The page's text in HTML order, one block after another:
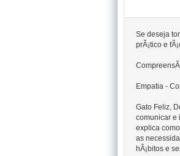
Se deseja
prÃ¡tico e
Empatia -
Gato Feliz,
comunicar e
explica
as
hÃ¡bitos e